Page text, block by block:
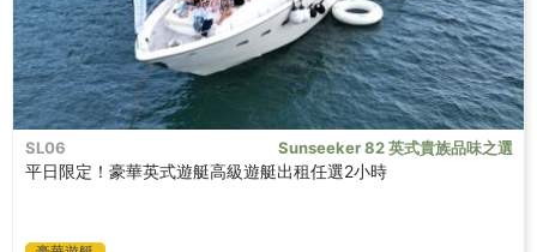
SL06 Sunseeker 82 英式貴族品味之選
平日限定！豪華英式遊艇高級遊艇出租任選2小時